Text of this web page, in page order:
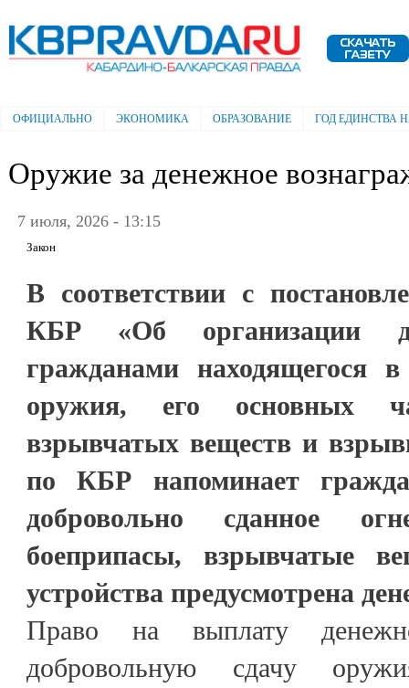
Электронная газета "Кабардино-
Балкарская правда"
Главное меню
ОФИЦИАЛЬНО ЭКОНОМИКА ОБРАЗОВАНИЕ ГОД ЕДИНСТВА
Оружие за денежное
7 июля, 2026 - 13:15
Закон
В соответствии с
КБР «Об организации
гражданами находящегося
оружия, его основных
взрывчатых веществ и
по КБР напоминает
добровольно сданное
боеприпасы, взрывчатые
устройства предусмотрена
Право на выплату
добровольную сдачу